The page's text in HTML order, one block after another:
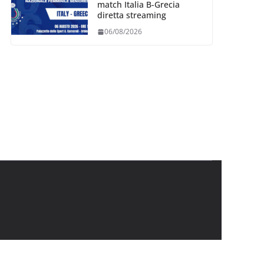
match Italia B-Grecia
diretta streaming
06/08/2026